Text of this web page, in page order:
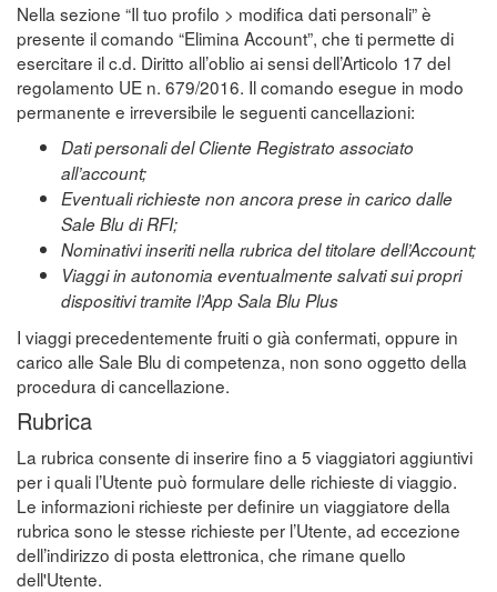
Nella sezione “Il tuo profilo > modifica dati personali” è
presente il comando “Elimina Account”, che ti permette di
esercitare il c.d. Diritto all’oblio ai sensi dell’Articolo 17 del
regolamento UE n. 679/2016. Il comando esegue in modo
permanente e irreversibile le seguenti cancellazioni:
Dati personali del Cliente Registrato associato
all’account;
Eventuali richieste non ancora prese in carico dalle
Sale Blu di RFI;
Nominativi inseriti nella rubrica del titolare dell’Account;
Viaggi in autonomia eventualmente salvati sui propri
dispositivi tramite l’App Sala Blu Plus
I viaggi precedentemente fruiti o già confermati, oppure in
carico alle Sale Blu di competenza, non sono oggetto della
procedura di cancellazione.
Rubrica
La rubrica consente di inserire fino a 5 viaggiatori aggiuntivi
per i quali l’Utente può formulare delle richieste di viaggio.
Le informazioni richieste per definire un viaggiatore della
rubrica sono le stesse richieste per l’Utente, ad eccezione
dell’indirizzo di posta elettronica, che rimane quello
dell'Utente.